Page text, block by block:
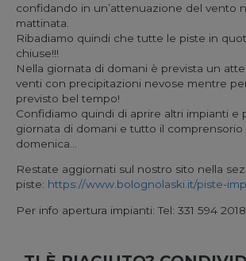
confidando in un’attenuazione del vento
mattinata.
Ribadiamo quindi che tutte le piste in
chiuse!!!
Nella giornata di domani è prevista un
venti con precipitazioni nevose mentre
previsto bel tempo!
Confidiamo quindi di aprire altri impianti e
giornata di domani e tutto il comprensorio
domenica…
Restate aggiornati sul nostro sito nella
piste: https://www.bolognolaski.it/piste-
Per info apertura impianti: Tel: 331 594 2018